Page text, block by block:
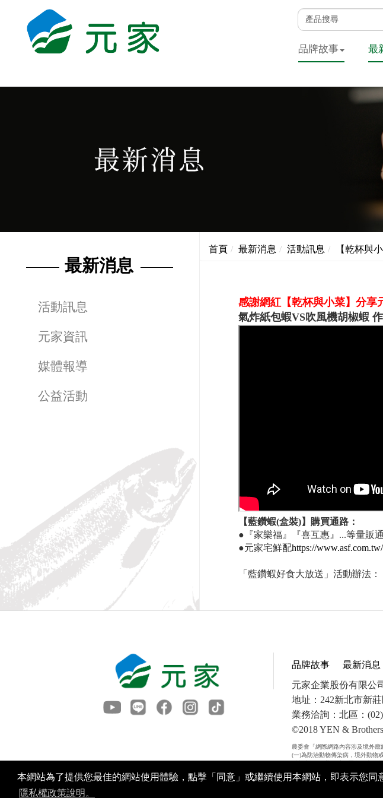
本網站為了提供您最佳的網站使用體驗，點擊「同意」或繼續使用本網站，即表示您
隱私權政策說明。
品牌故事 最
最新消息
活動訊息
元家資訊
媒體報導
公益活動
首頁 最新消息 活動訊息 【乾杯與
感謝網紅【乾杯與小菜】分享
氣炸紙包蝦VS吹風機胡椒蝦
【藍鑽蝦(盒裝)】購買通路：
●『家樂福』『喜互惠』...等量販
●元家宅鮮配https://www.asf.com.tw/
「藍鑽蝦好食大放送」活動辦法：
品牌故事 最新消息
元家企業股份有限公
地址：242新北市新
業務洽詢：北區：
©2018 YEN &
農委會「網際網路內容涉及境外應
(一)為防治動物傳染病，境外動物
治條例第34條第3項規定，未將